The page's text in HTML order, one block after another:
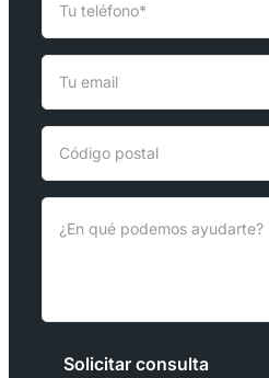
Solicitar consulta